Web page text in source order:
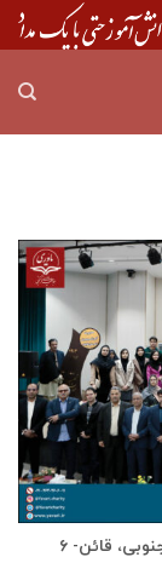
مراسم تجلیل از برگزیدگان کنکور و المپیاد- خراسان جنوبی، قائن- ۶